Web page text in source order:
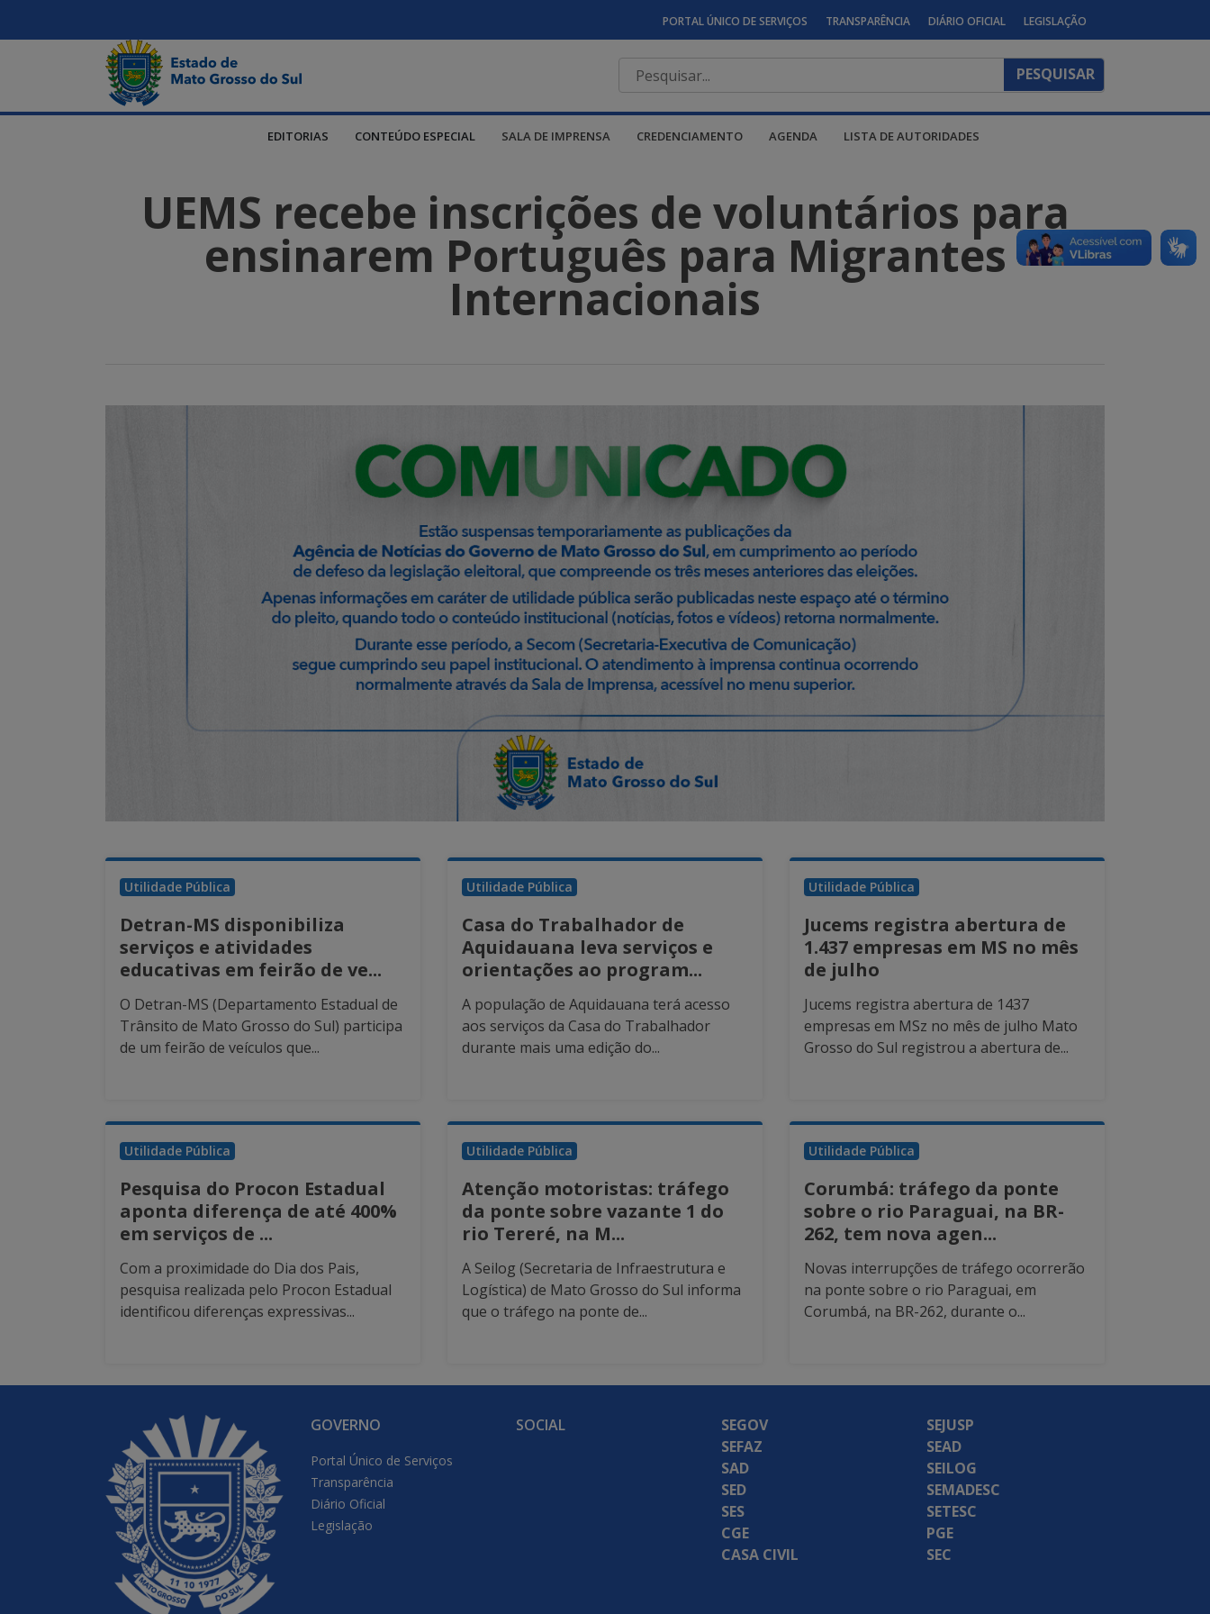
PORTAL ÚNICO DE SERVIÇOS TRANSPARÊNCIA DIÁRIO OFICIAL LEGISLAÇÃO
EDITORIAS CONTEÚDO ESPECIAL SALA DE IMPRENSA CREDENCIAMENTO AGENDA LISTA DE AUTORIDADES
UEMS recebe inscrições de voluntários para
ensinarem Português para Migrantes
Internacionais
Utilidade Pública
Detran-MS disponibiliza
serviços e atividades
educativas em feirão de ve...
O Detran-MS (Departamento Estadual de
Trânsito de Mato Grosso do Sul) participa
de um feirão de veículos que...
Utilidade Pública
Casa do Trabalhador de
Aquidauana leva serviços e
orientações ao program...
A população de Aquidauana terá acesso
aos serviços da Casa do Trabalhador
durante mais uma edição do...
Utilidade Pública
Jucems registra abertura de
1.437 empresas em MS no mês
de julho
Jucems registra abertura de 1437
empresas em MSz no mês de julho Mato
Grosso do Sul registrou a abertura de...
Utilidade Pública
Pesquisa do Procon Estadual
aponta diferença de até 400%
em serviços de ...
Com a proximidade do Dia dos Pais,
pesquisa realizada pelo Procon Estadual
identificou diferenças expressivas...
Utilidade Pública
Atenção motoristas: tráfego
da ponte sobre vazante 1 do
rio Tereré, na M...
A Seilog (Secretaria de Infraestrutura e
Logística) de Mato Grosso do Sul informa
que o tráfego na ponte de...
Utilidade Pública
Corumbá: tráfego da ponte
sobre o rio Paraguai, na BR-
262, tem nova agen...
Novas interrupções de tráfego ocorrerão
na ponte sobre o rio Paraguai, em
Corumbá, na BR-262, durante o...
GOVERNO
Portal Único de Serviços
Transparência
Diário Oficial
Legislação
SOCIAL
SEGOV
SEFAZ
SAD
SED
SES
CGE
CASA CIVIL
SEJUSP
SEAD
SEILOG
SEMADESC
SETESC
PGE
SEC